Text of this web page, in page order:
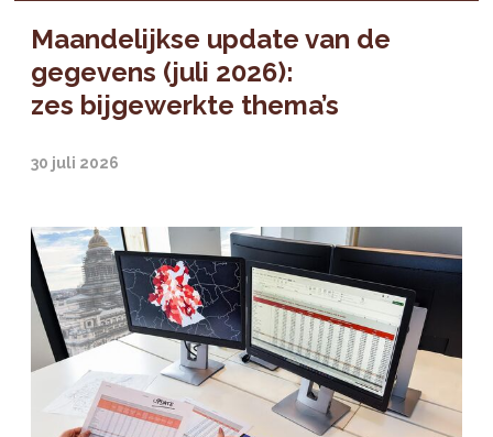
Maandelijkse update van de
gegevens (juli 2026):
zes bijgewerkte thema’s
30 juli 2026